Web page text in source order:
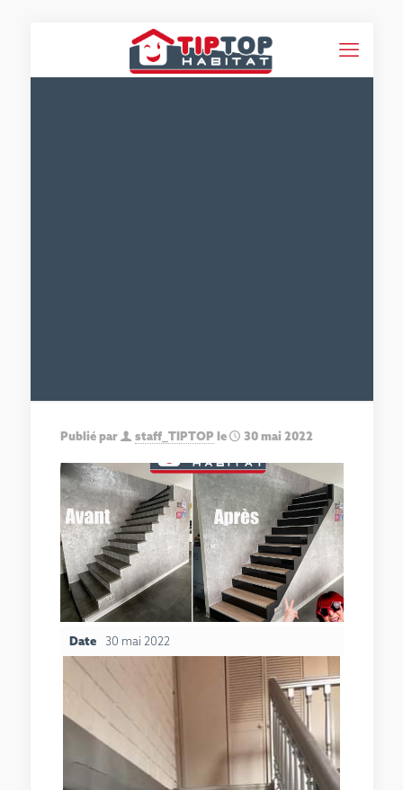
Publié par staff_TIPTOP le 30 mai 2022
Date 30 mai 2022